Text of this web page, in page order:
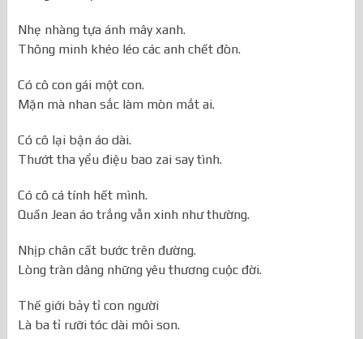
Nhẹ nhàng tựa ánh mây xanh.
Thông minh khéo léo các anh chết đòn.
Có cô con gái một con.
Mặn mà nhan sắc làm mòn mắt ai.
Có cô lại bận áo dài.
Thướt tha yểu điệu bao zai say tình.
Có cô cá tính hết mình.
Quần Jean áo trắng vẫn xinh như thường.
Nhịp chân cất bước trên đường.
Lòng tràn dâng những yêu thương cuộc đời.
Thế giới bảy tỉ con người
Là ba tỉ rưỡi tóc dài môi son.